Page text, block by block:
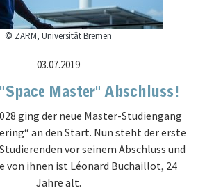
© ZARM, Universität Bremen
03.07.2019
"Space Master" Abschluss!
ging der neue Master-Studiengang
an den Start. Nun steht der erste
vor seinem Abschluss und
von ihnen ist Léonard Buchaillot, 24
Jahre alt.